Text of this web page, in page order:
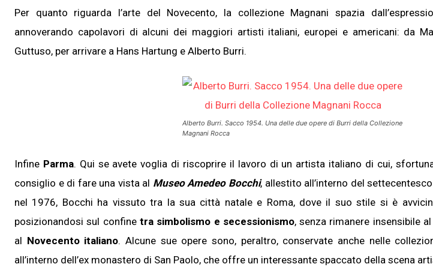
Per quanto riguarda l’arte del Novecento, la collezione Magnani spazia
annoverando capolavori di alcuni dei maggiori artisti italiani, europei e americani: da
Guttuso, per arrivare a Hans Hartung e Alberto Burri.
Alberto Burri. Sacco 1954. Una delle due opere di Burri della Collezione
Magnani Rocca
Infine Parma. Qui se avete voglia di riscoprire il lavoro di un artista italiano di cui,
consiglio e di fare una vista al Museo Amedeo Bocchi, allestito all’interno del
nel 1976, Bocchi ha vissuto tra la sua città natale e Roma, dove il suo stile si è
posizionandosi sul confine tra simbolismo e secessionismo, senza rimanere insensibile al
al Novecento italiano. Alcune sue opere sono, peraltro, conservate anche nelle
all’interno dell’ex monastero di San Paolo, che offre un interessante spaccato della scena